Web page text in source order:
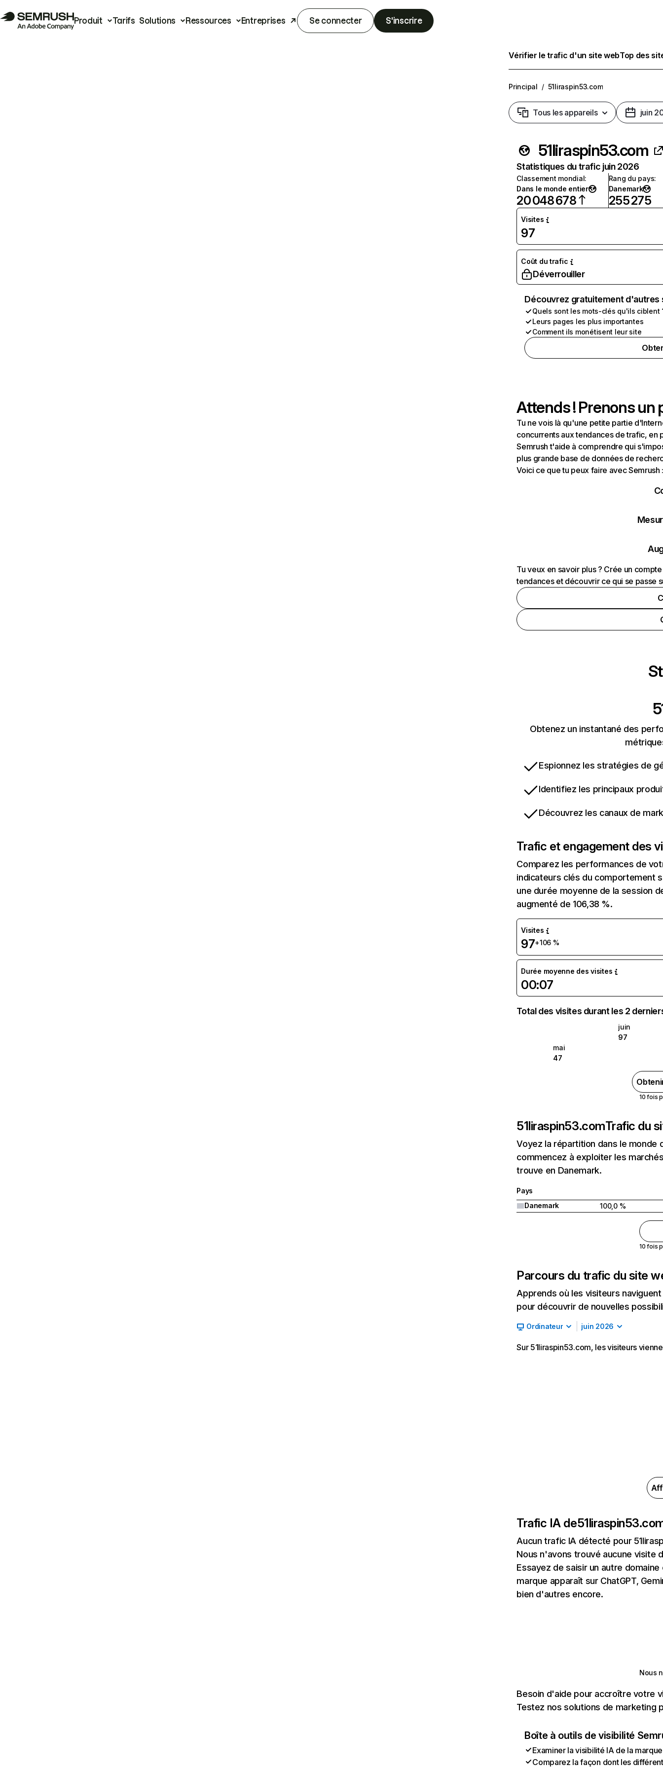
Produit Tarifs Solutions Ressources Entreprises Se connecter S'inscrire
Vérifier le trafic d'un site webTop des
Principal / 51liraspin53.com
Tous les appareils juin
51liraspin53.com
Statistiques du trafic juin 2026
Classement mondial:
Dans le monde entier
20 048 678
Rang du pays:
Danemark
255 275
Visites
97
Coût du trafic
Déverrouiller
Découvrez gratuitement
Quels sont les mots-clés qu'ils ciblent
Leurs pages les plus importantes
Comment ils monétisent leur site
Attends ! Prenons un
Tu ne vois là qu'une petite partie
concurrents aux tendances de trafic, en
Semrush t'aide à comprendre qui
plus grande base de données de
Voici ce que tu peux faire avec Semrush
Tu veux en savoir plus ? Crée un
tendances et découvrir ce qui se passe
Obtenez un instantané des
Espionnez les stratégies de
Identifiez les principaux
Découvrez les canaux de
Trafic et engagement des
Comparez les performances de
indicateurs clés du comportement
une durée moyenne de la session
augmenté de 106,38 %.
Visites
97+106 %
Durée moyenne des visites
00:07
Total des visites durant les 2
juin
97
mai
47
10 fois
51liraspin53.comTrafic du
Voyez la répartition dans le
commencez à exploiter les
trouve en Danemark.
Pays
Danemark
100,0 %
10 fois
Parcours du trafic du site
Apprends où les visiteurs
pour découvrir de nouvelles
Ordinateur juin 2026
Sur 51liraspin53.com, les visiteurs
Trafic IA de
Aucun trafic IA détecté pour
Nous n'avons trouvé aucune visite
Essayez de saisir un autre
marque apparaît sur ChatGPT,
bien d'autres encore.
Nous
Besoin d'aide pour accroître votre
Testez nos solutions de marketing
Boîte à outils de visibilité
Examiner la visibilité IA de la marque
Comparez la façon dont les